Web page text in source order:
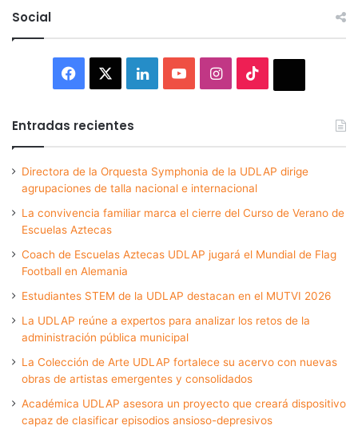
Social
Facebook LinkedInYouTubeInstagram
Entradas recientes
Directora de la Orquesta Symphonia de la UDLAP dirige
agrupaciones de talla nacional e internacional
La convivencia familiar marca el cierre del Curso de Verano de
Escuelas Aztecas
Coach de Escuelas Aztecas UDLAP jugará el Mundial de Flag
Football en Alemania
Estudiantes STEM de la UDLAP destacan en el MUTVI 2026
La UDLAP reúne a expertos para analizar los retos de la
administración pública municipal
La Colección de Arte UDLAP fortalece su acervo con nuevas
obras de artistas emergentes y consolidados
Académica UDLAP asesora un proyecto que creará dispositivo
capaz de clasificar episodios ansioso-depresivos